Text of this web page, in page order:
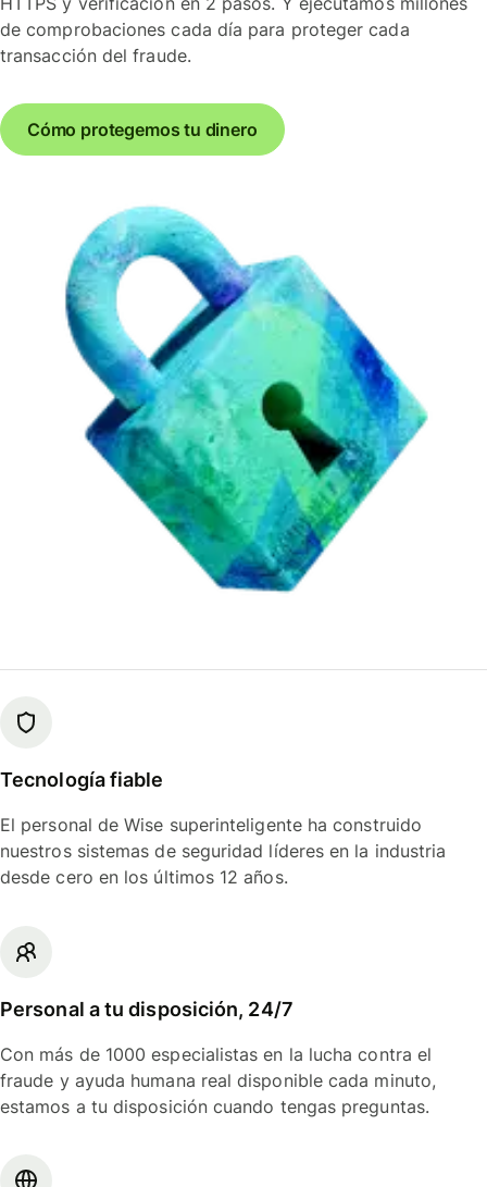
de comprobaciones cada día para proteger cada
transacción del fraude.
Cómo protegemos tu dinero
Tecnología fiable
El personal de Wise superinteligente ha construido
nuestros sistemas de seguridad líderes en la industria
desde cero en los últimos 12 años.
Personal a tu disposición, 24/7
Con más de 1000 especialistas en la lucha contra el
fraude y ayuda humana real disponible cada minuto,
estamos a tu disposición cuando tengas preguntas.